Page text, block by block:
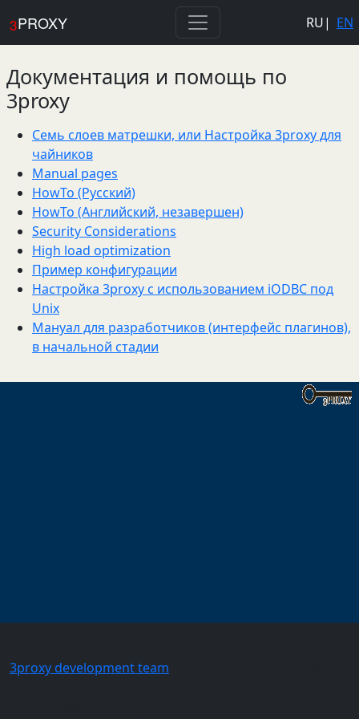
3
PROXY RU| EN
Документация и помощь по
3proxy
Семь слоев матрешки, или Настройка 3proxy для
чайников
Manual pages
HowTo (Русский)
HowTo (Английский, незавершен)
Security Considerations
High load optimization
Пример конфигурации
Настройка 3proxy с использованием iODBC под
Unix
Мануал для разработчиков (интерфейс плагинов),
в начальной стадии
3proxy development team